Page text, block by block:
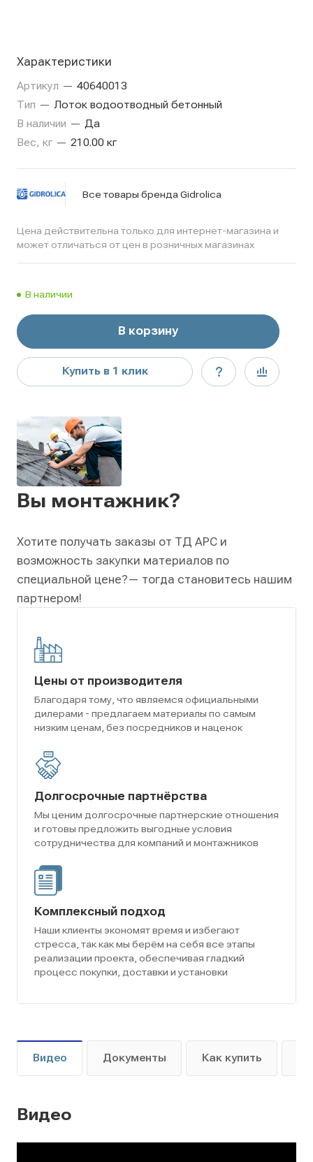
Характеристики
Артикул — 40640013
Тип — Лоток водоотводный бетонный
В наличии — Да
Вес, кг — 210.00 кг
Все товары бренда Gidrolica
Цена действительна только для интернет-магазина и
может отличаться от цен в розничных магазинах
В наличии
В корзину
Купить в 1 клик
Вы монтажник?
Хотите получать заказы от ТД АРС и
возможность закупки материалов по
специальной цене?— тогда становитесь нашим
партнером!
Цены от производителя
Благодаря тому, что являемся официальными
дилерами - предлагаем материалы по самым
низким ценам, без посредников и наценок
Долгосрочные партнёрства
Мы ценим долгосрочные партнерские отношения
и готовы предложить выгодные условия
сотрудничества для компаний и монтажников
Комплексный подход
Наши клиенты экономят время и избегают
стресса, так как мы берём на себя все этапы
реализации проекта, обеспечивая гладкий
процесс покупки, доставки и установки
Видео Документы Как купить
Видео